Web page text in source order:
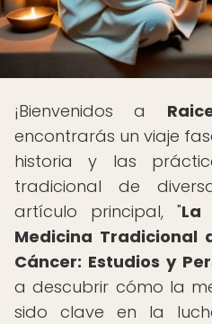
¡Bienvenidos a
encontrarás un viaje
historia y las
tradicional de
artículo principal, "La
Medicina Tradicional
Cáncer: Estudios y
a descubrir cómo la
sido clave en la